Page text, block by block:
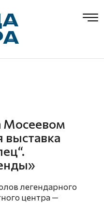
Мосеевом
выставка
легендарного
центра —